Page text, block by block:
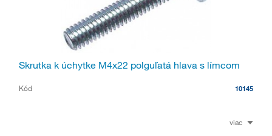
Skrutka k úchytke M4x22 polguľatá hlava s límcom
Kód 10145
viac